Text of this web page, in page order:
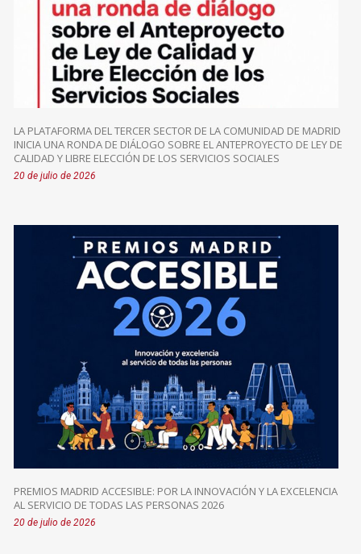
LA PLATAFORMA DEL TERCER SECTOR DE LA COMUNIDAD DE MADRID
INICIA UNA RONDA DE DIÁLOGO SOBRE EL ANTEPROYECTO DE LEY DE
CALIDAD Y LIBRE ELECCIÓN DE LOS SERVICIOS SOCIALES
20 de julio de 2026
PREMIOS MADRID ACCESIBLE: POR LA INNOVACIÓN Y LA EXCELENCIA
AL SERVICIO DE TODAS LAS PERSONAS 2026
20 de julio de 2026